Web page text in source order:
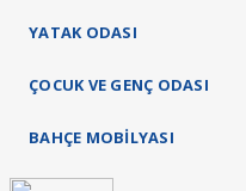
YATAK ODASI
ÇOCUK VE GENÇ ODASI
BAHÇE MOBİLYASI